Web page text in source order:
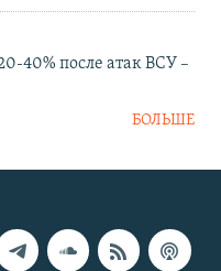
40% после атак ВСУ –
БОЛЬШЕ